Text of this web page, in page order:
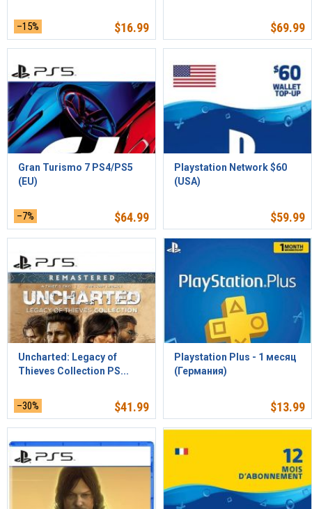
–15% $16.99 $69.99
Gran Turismo 7 PS4/PS5
(EU)
–7% $64.99
Playstation Network $60
(USA)
$59.99
Uncharted: Legacy of
Thieves Collection PS...
–30% $41.99
Playstation Plus - 1 месяц
(Германия)
$13.99